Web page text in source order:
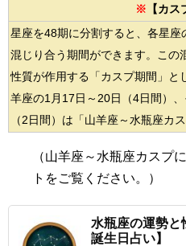
※ 【カス
星座を48期に分割すると、各星座
混じり合う期間ができます。この
性質が作用する「カスプ期間」と
羊座の1月17日～20日（4日間）
（2日間）は「山羊座～水瓶座カ
（山羊座～水瓶座カスプ
トをご覧ください。）
水瓶座の運勢と
誕生日占い】